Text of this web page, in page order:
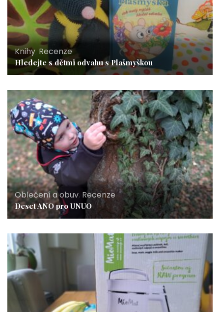
Knihy, Recenze
Hledejte s dětmi odvahu s Plašmyškou
Oblečení a obuv, Recenze
Deset ANO pro UNUO